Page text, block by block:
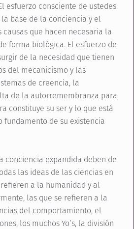
esfuerzo consciente de ustedes
base de la conciencia y el
que hacen necesaria la
forma biológica. El esfuerzo de
de la necesidad que tienen
del mecanicismo y las
de creencia, la
de la autorremembranza para
constituye su ser y lo que está
fundamento de su existencia
conciencia expandida deben de
las ideas de las ciencias en
a la humanidad y al
las que se refieren a la
del comportamiento, el
los muchos Yo’s, la división